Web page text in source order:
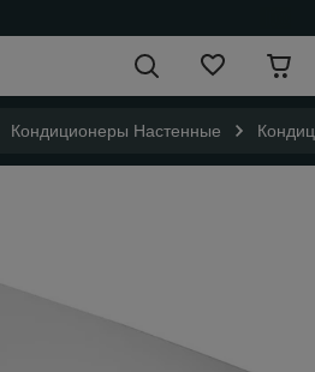
Кондиционеры Настенные